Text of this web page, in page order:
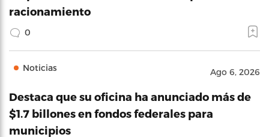
racionamiento
0
Noticias Ago 6, 2026
Destaca que su oficina ha anunciado más de
$1.7 billones en fondos federales para
municipios